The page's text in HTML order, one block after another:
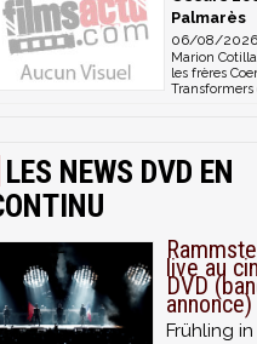
Palmarès
06/08/
Marion
les frères
Transformers
LES NEWS DVD EN
live au
DVD
annonce)
Frühling in